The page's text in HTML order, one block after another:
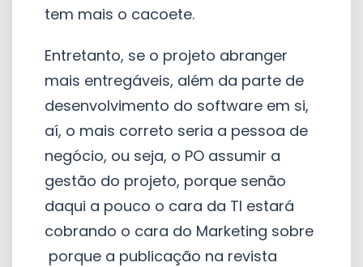
tem mais o cacoete.
Entretanto, se o projeto abranger
mais entregáveis, além da parte de
desenvolvimento do software em si,
aí, o mais correto seria a pessoa de
negócio, ou seja, o PO assumir a
gestão do projeto, porque senão
daqui a pouco o cara da TI estará
cobrando o cara do Marketing sobre
porque a publicação na revista